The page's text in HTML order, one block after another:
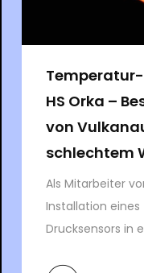
HS Orka –
von
schlechtem
Als Mitarbeiter
Installation
Drucksensors in